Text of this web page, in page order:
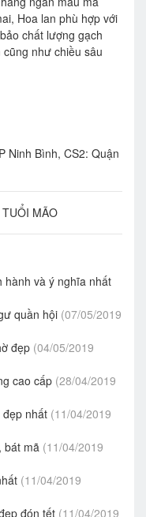
Hoa lan phù hợp với
chất lượng gạch
như chiều sâu
Ninh Bình, CS2: Quận
MÃO
hành và ý nghĩa nhất
quần hội (07/05/2019
đẹp (04/05/2019
cao cấp (28/04/2019
nhất (11/04/2019
bát mã (11/04/2019
(11/04/2019
đón tết (11/04/2019